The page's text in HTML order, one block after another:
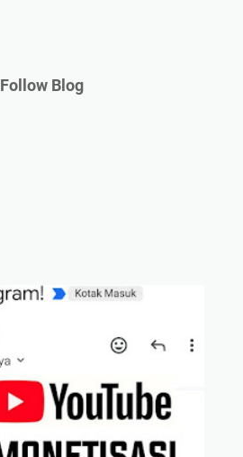
Follow Blog